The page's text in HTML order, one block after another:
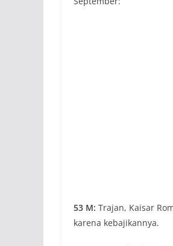
53 M: Trajan, Kaisar
karena kebajikannya.